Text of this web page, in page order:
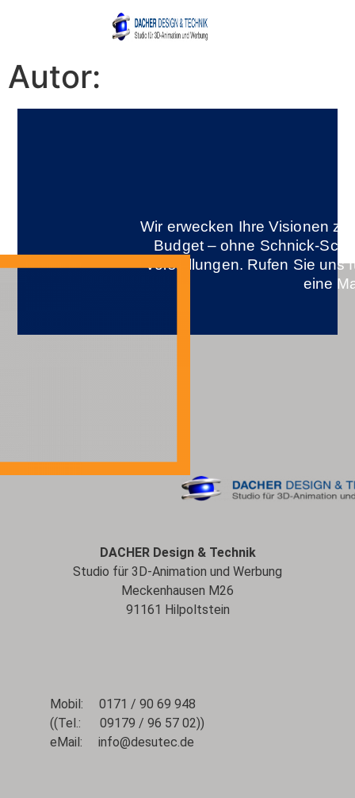
Autor:
Wir erwecken Ihre Visionen
Budget – ohne Schnick-
Vorstellungen. Rufen Sie uns
eine
DACHER Design & Technik
Studio für 3D-Animation und Werbung
Meckenhausen M26
91161 Hilpoltstein
Mobil: 0171 / 90 69 948
((Tel.: 09179 / 96 57 02))
eMail: info@desutec.de